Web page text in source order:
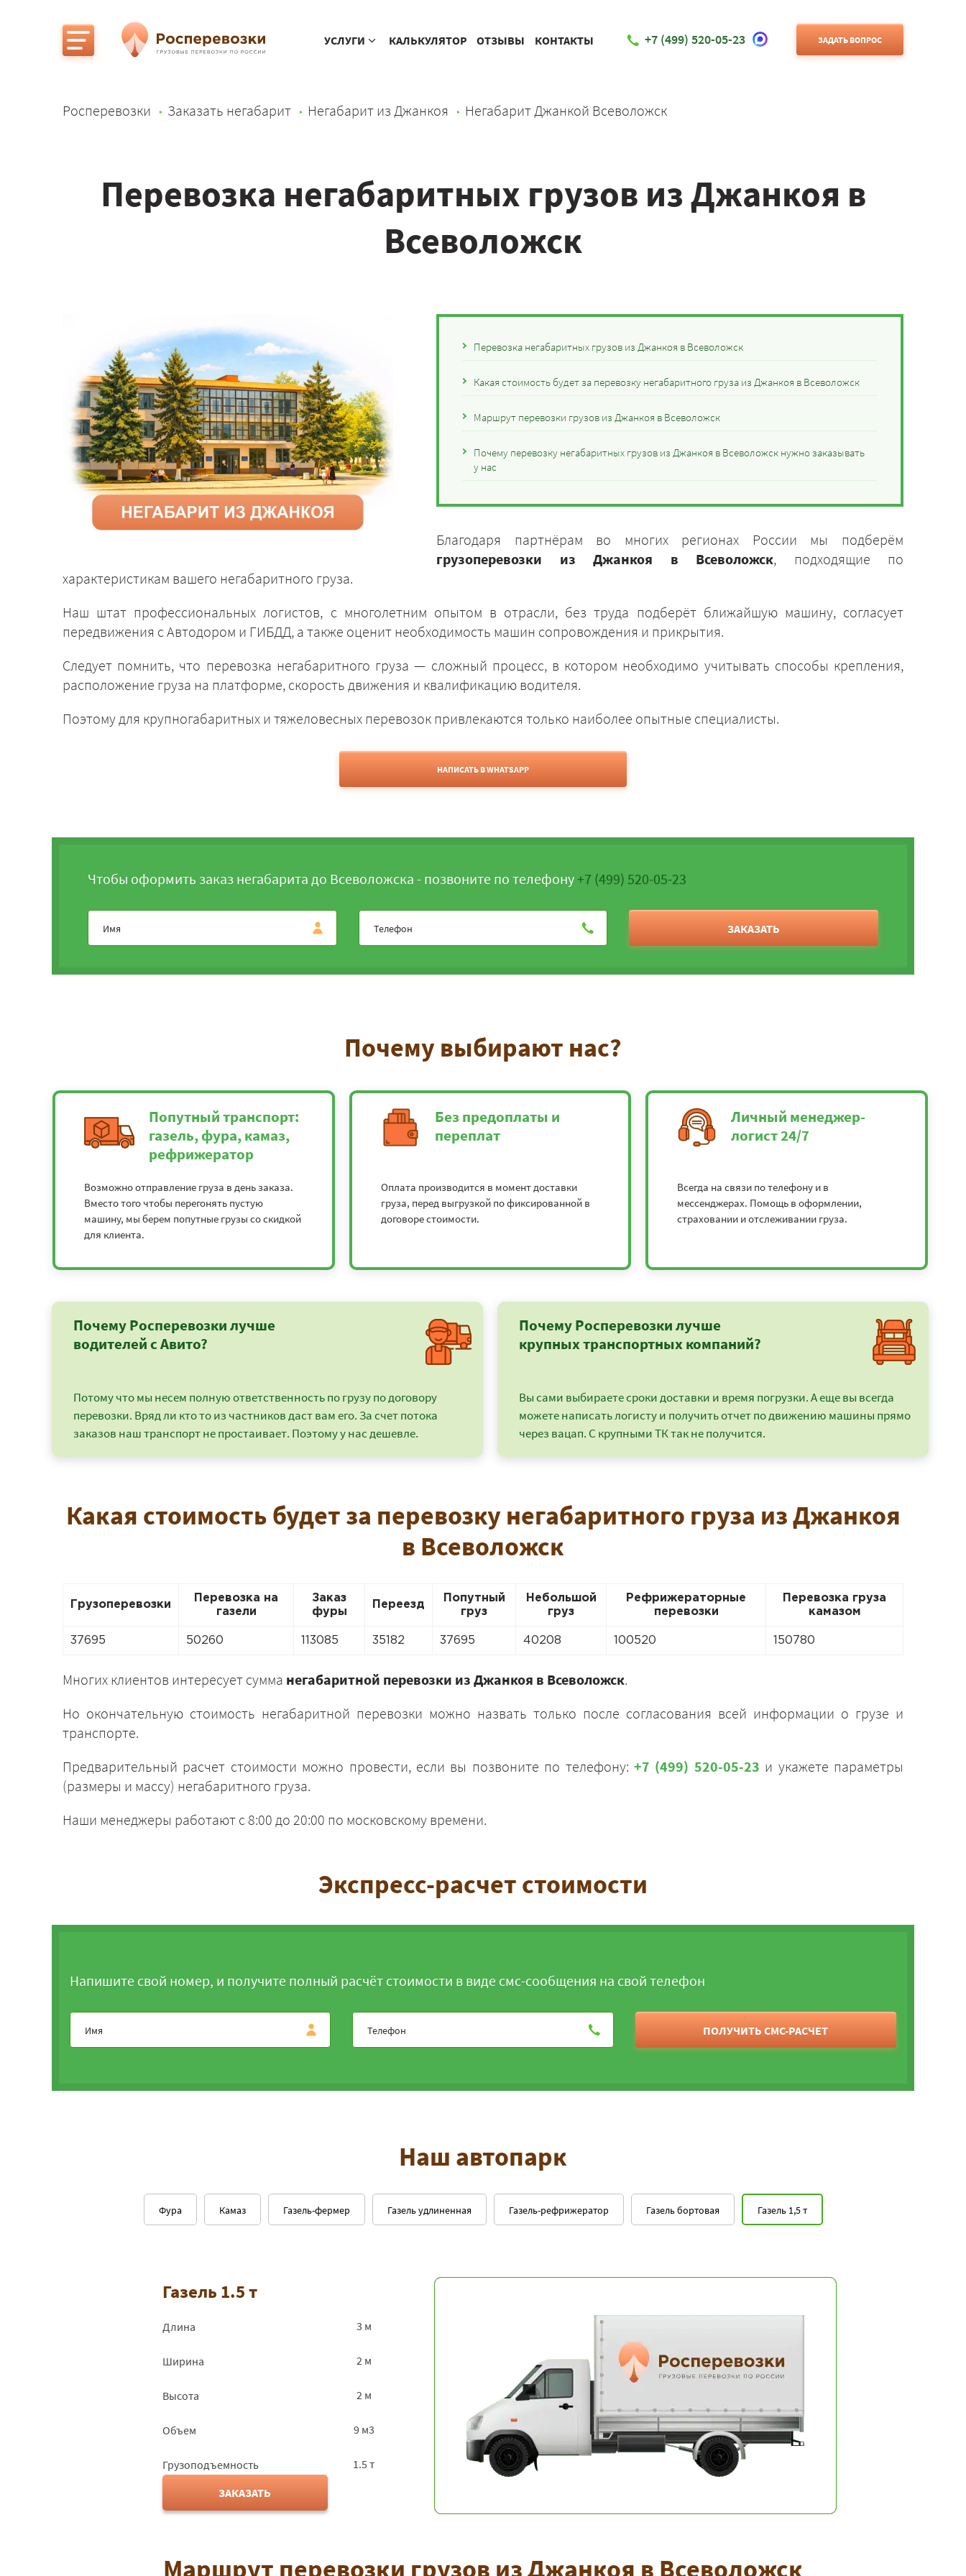
УСЛУГИ КАЛЬКУЛЯТОР ОТЗЫВЫ КОНТАКТЫ +7 (499) 520-05-23 ЗАДАТЬ ВОПРОС
Росперевозки Заказать негабарит Негабарит из Джанкоя Негабарит Джанкой Всеволожск
Перевозка негабаритных грузов из Джанкоя в
Всеволожск
Перевозка негабаритных грузов из Джанкоя в Всеволожск
Какая стоимость будет за перевозку негабаритного груза из Джанкоя в Всеволожск
Маршрут перевозки грузов из Джанкоя в Всеволожск
Почему перевозку негабаритных грузов из Джанкоя в Всеволожск нужно заказывать
у нас
Благодаря партнёрам во многих регионах России мы подберём
грузоперевозки из Джанкоя в Всеволожск, подходящие по
характеристикам вашего негабаритного груза.
Наш штат профессиональных логистов, с многолетним опытом в отрасли, без труда подберёт ближайшую машину, согласует
передвижения с Автодором и ГИБДД, а также оценит необходимость машин сопровождения и прикрытия.
Следует помнить, что перевозка негабаритного груза — сложный процесс, в котором необходимо учитывать способы крепления,
расположение груза на платформе, скорость движения и квалификацию водителя.
Поэтому для крупногабаритных и тяжеловесных перевозок привлекаются только наиболее опытные специалисты.
НАПИСАТЬ В WHATSAPP
Чтобы оформить заказ негабарита до Всеволожска - позвоните по телефону+7 (499) 520-05-23
ЗАКАЗАТЬ
Почему выбирают нас?
Попутный транспорт:
газель, фура, камаз,
рефрижератор
Возможно отправление груза в день заказа.
Вместо того чтобы перегонять пустую
машину, мы берем попутные грузы со скидкой
для клиента.
Без предоплаты и
переплат
Оплата производится в момент доставки
груза, перед выгрузкой по фиксированной в
договоре стоимости.
Личный менеджер-
логист 24/7
Всегда на связи по телефону и в
мессенджерах. Помощь в оформлении,
страховании и отслеживании груза.
Почему Росперевозки лучше
водителей с Авито?
Потому что мы несем полную ответственность по грузу по договору
перевозки. Вряд ли кто то из частников даст вам его. За счет потока
заказов наш транспорт не простаивает. Поэтому у нас дешевле.
Почему Росперевозки лучше
крупных транспортных компаний?
Вы сами выбираете сроки доставки и время погрузки. А еще вы всегда
можете написать логисту и получить отчет по движению машины прямо
через вацап. С крупными ТК так не получится.
Какая стоимость будет за перевозку негабаритного груза из Джанкоя
в Всеволожск
Грузоперевозки
Перевозка на
газели
Заказ
фуры
Переезд
Попутный
груз
Небольшой
груз
Рефрижераторные
перевозки
Перевозка груза
камазом
37695 50260 113085 35182 37695 40208 100520 150780
Многих клиентов интересует сумма негабаритной перевозки из Джанкоя в Всеволожск.
Но окончательную стоимость негабаритной перевозки можно назвать только после согласования всей информации о грузе и
транспорте.
Предварительный расчет стоимости можно провести, если вы позвоните по телефону: +7 (499) 520-05-23 и укажете параметры
(размеры и массу) негабаритного груза.
Наши менеджеры работают с 8:00 до 20:00 по московскому времени.
Экспресс-расчет стоимости
Напишите свой номер, и получите полный расчёт стоимости в виде смс-сообщения на свой телефон
ПОЛУЧИТЬ СМС-РАСЧЕТ
Наш автопарк
Газель 1,5 т
Газель удлиненная Газель бортовая
Газель-рефрижератор
Газель-фермер
Камаз
Фура
Газель 1.5 т
Длина 3 м
Ширина 2 м
Высота 2 м
Объем 9 м3
Грузоподъемность
1.5 т
ЗАКАЗАТЬ
Маршрут перевозки грузов из Джанкоя в Всеволожск
+7 (499) 520-05-23
ЗАКАЗАТЬ